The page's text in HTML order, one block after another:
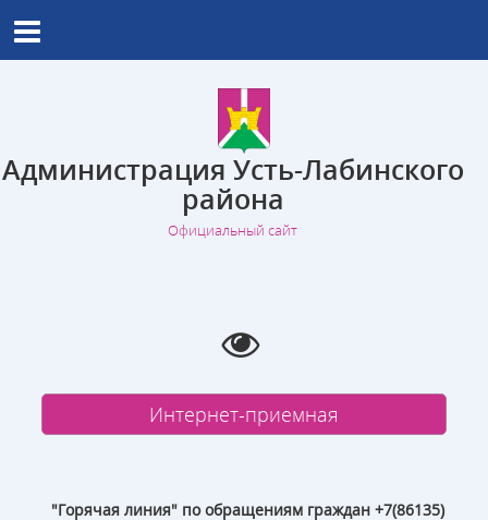
Администрация Усть-Лабинского
района
Официальный сайт
Интернет-приемная
"Горячая линия" по обращениям граждан +7(86135)